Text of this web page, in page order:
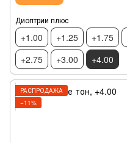
Диоптрии плюс
+1.00 +1.25 +1.75
+2.75
+3.00 +4.00
РАСПРОДАЖА
−11%